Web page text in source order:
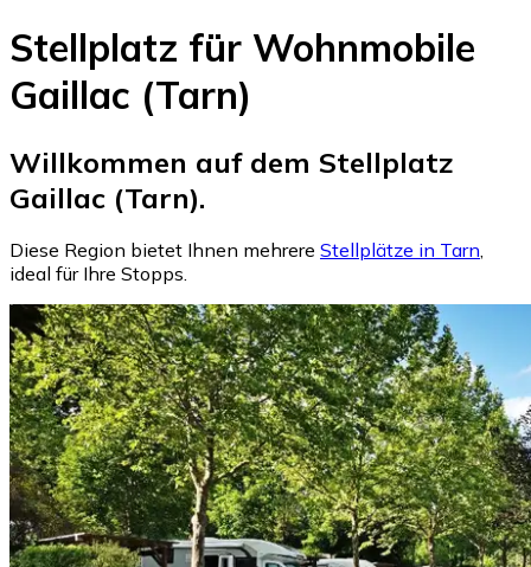
Stellplatz für Wohnmobile
Gaillac (Tarn)
Willkommen auf dem Stellplatz
Gaillac (Tarn).
Diese Region bietet Ihnen mehrere Stellplätze in Tarn,
ideal für Ihre Stopps.